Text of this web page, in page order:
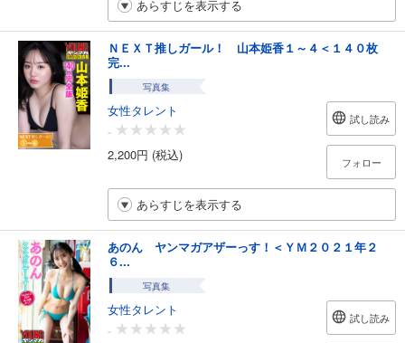
あらすじを表示する
ＮＥＸＴ推しガール！ 山本姫香１～４＜１４０枚
完...
写真集
女性タレント
-
2,200円 (税込)
試し読み
フォロー
あらすじを表示する
あのん ヤンマガアザーっす！＜ＹＭ２０２１年２
６...
写真集
女性タレント
-
試し読み